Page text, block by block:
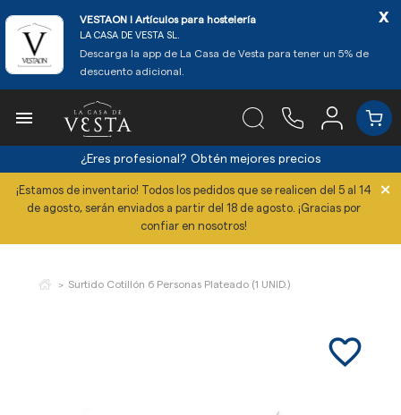
VESTAON l Artículos para hostelería
LA CASA DE VESTA SL.
Descarga la app de La Casa de Vesta para tener un 5% de
descuento adicional.
x

¿Eres profesional? Obtén mejores precios
¡Estamos de inventario! Todos los pedidos que se realicen del 5 al 14
de agosto, serán enviados a partir del 18 de agosto. ¡Gracias por
confiar en nosotros!
×
Surtido Cotillón 6 Personas Plateado (1 UNID.)
favorite_border